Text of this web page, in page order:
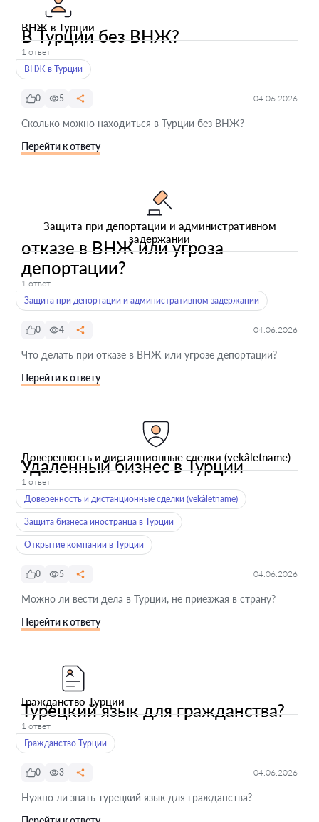
ВНЖ в Турции
В Турции без ВНЖ?
1 ответ
ВНЖ в Турции
0 5 04.06.2026
Сколько можно находиться в Турции без ВНЖ?
Перейти к ответу
Защита при депортации и административном
задержании
отказе в ВНЖ или угроза
депортации?
1 ответ
Защита при депортации и административном задержании
0 4 04.06.2026
Что делать при отказе в ВНЖ или угрозе депортации?
Перейти к ответу
Доверенность и дистанционные сделки (vekâletname)
Удаленный бизнес в Турции
1 ответ
Доверенность и дистанционные сделки (vekâletname)
Защита бизнеса иностранца в Турции
Открытие компании в Турции
0 5 04.06.2026
Можно ли вести дела в Турции, не приезжая в страну?
Перейти к ответу
Гражданство Турции
Турецкий язык для гражданства?
1 ответ
Гражданство Турции
0 3 04.06.2026
Нужно ли знать турецкий язык для гражданства?